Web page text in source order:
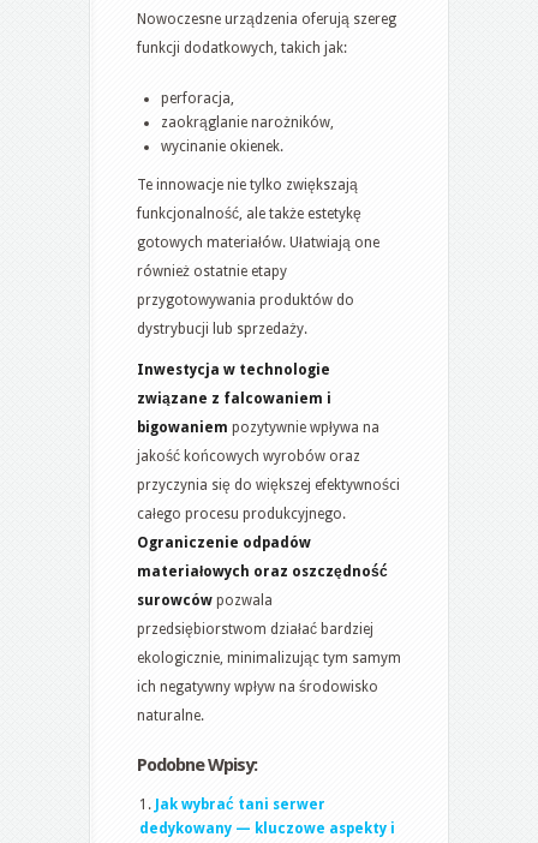
Nowoczesne urządzenia oferują szereg
funkcji dodatkowych, takich jak:
perforacja,
zaokrąglanie narożników,
wycinanie okienek.
Te innowacje nie tylko zwiększają
funkcjonalność, ale także estetykę
gotowych materiałów. Ułatwiają one
również ostatnie etapy
przygotowywania produktów do
dystrybucji lub sprzedaży.
Inwestycja w technologie
związane z falcowaniem i
bigowaniem pozytywnie wpływa na
jakość końcowych wyrobów oraz
przyczynia się do większej efektywności
całego procesu produkcyjnego.
Ograniczenie odpadów
materiałowych oraz oszczędność
surowców pozwala
przedsiębiorstwom działać bardziej
ekologicznie, minimalizując tym samym
ich negatywny wpływ na środowisko
naturalne.
Podobne Wpisy:
Jak wybrać tani serwer
dedykowany — kluczowe aspekty i